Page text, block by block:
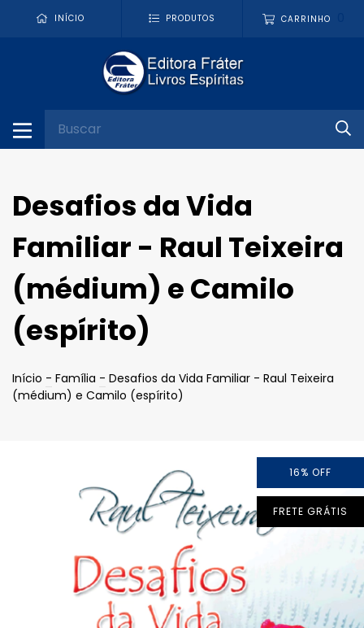
INÍCIO PRODUTOS CARRINHO
Desafios da Vida
Familiar - Raul Teixeira
(médium) e Camilo
(espírito)
Início - Família - Desafios da Vida Familiar - Raul Teixeira
(médium) e Camilo (espírito)
16% OFF
FRETE GRÁTIS